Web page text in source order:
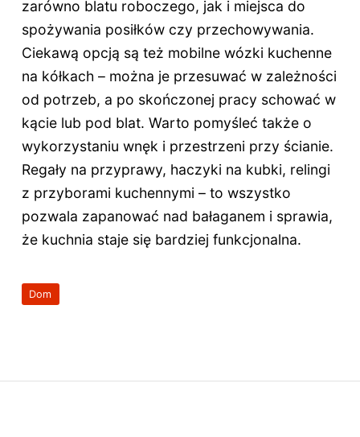
zarówno blatu roboczego, jak i miejsca do
spożywania posiłków czy przechowywania.
Ciekawą opcją są też mobilne wózki kuchenne
na kółkach – można je przesuwać w zależności
od potrzeb, a po skończonej pracy schować w
kącie lub pod blat. Warto pomyśleć także o
wykorzystaniu wnęk i przestrzeni przy ścianie.
Regały na przyprawy, haczyki na kubki, relingi
z przyborami kuchennymi – to wszystko
pozwala zapanować nad bałaganem i sprawia,
że kuchnia staje się bardziej funkcjonalna.
Dom